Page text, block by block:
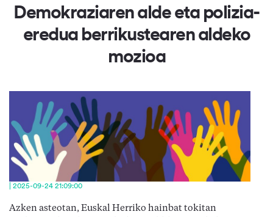
Demokraziaren alde eta polizia-
eredua berrikustearen aldeko
mozioa
| 2025-09-24 21:09:00
Azken asteotan, Euskal Herriko hainbat tokitan